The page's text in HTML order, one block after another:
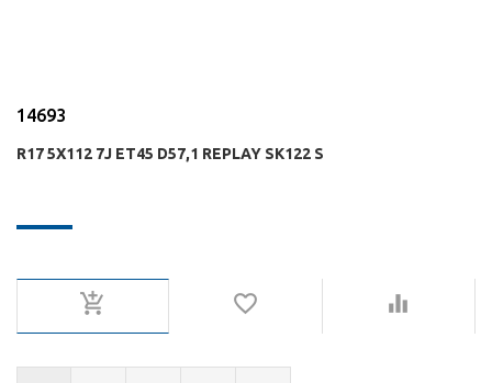
14693
R17 5X112 7J ET45 D57,1 REPLAY SK122 S